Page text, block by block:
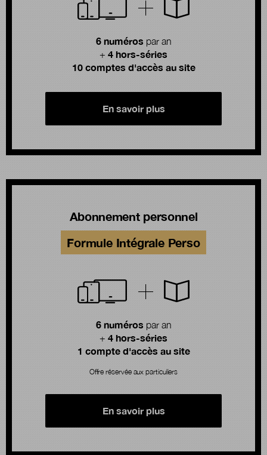
6 numéros par an
+ 4 hors-séries
10 comptes d'accès au site
En savoir plus
Abonnement personnel
Formule Intégrale Perso
6 numérospar an
+ 4 hors-séries
1 compte d'accès au site
Offre réservée aux particuliers
En savoir plus